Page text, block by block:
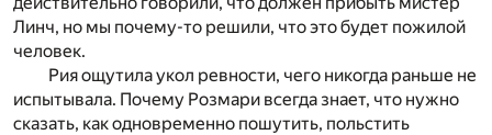
Линч, но мы почему-то решили, что это будет пожилой
человек.
Рия ощутила укол ревности, чего никогда раньше не
испытывала. Почему Розмари всегда знает, что нужно
сказать, как одновременно пошутить, польстить